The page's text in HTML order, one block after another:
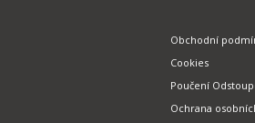
Obchodní
Cookies
Poučení
Ochrana